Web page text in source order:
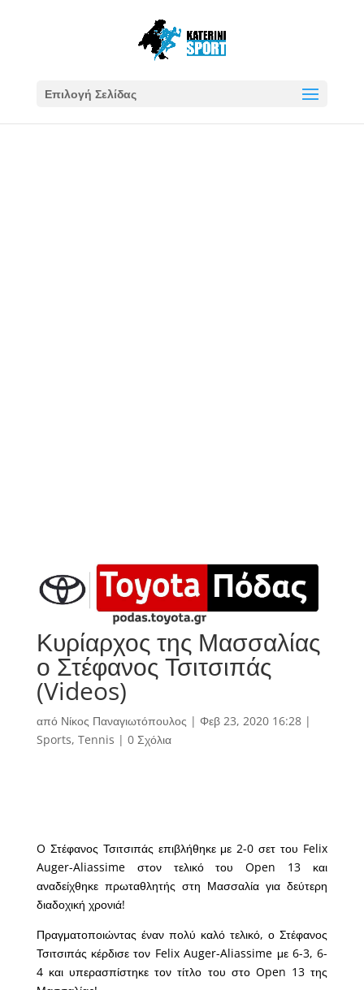
Επιλογή Σελίδας
Κυρίαρχος της Μασσαλίας
ο Στέφανος Τσιτσιπάς
(Videos)
από Νίκος Παναγιωτόπουλος | Φεβ 23, 2020 16:28|
Sports, Tennis | 0 Σχόλια
O Στέφανος Τσιτσιπάς επιβλήθηκε με 2-0 σετ του Felix
Auger-Aliassime στον τελικό του Open 13 και
αναδείχθηκε πρωταθλητής στη Μασσαλία για δεύτερη
διαδοχική χρονιά!
Πραγματοποιώντας έναν πολύ καλό τελικό, ο Στέφανος
Τσιτσιπάς κέρδισε τον Felix Auger-Aliassime με 6-3, 6-
4 και υπερασπίστηκε τον τίτλο του στο Open 13 της